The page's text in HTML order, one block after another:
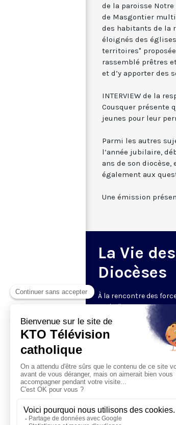
de la paroisse Notre
de Masgontier
des habitants de la
éloignés des
territoires"
rassemblé prêtres
et d’y apporter des
INTERVIEW de la
Cousquer présente
jeunes pour leur
Parmi les autres
l’année jubilaire,
ans de son
également aux
Une émission
La Vie des
Diocèses
À la rencontre des
catholique en France
semaine, un évêque
Grasset pour
et l’actualité de son
l’Evangile est-il
Reportages et
échange franc et direct.
Visiter la page de